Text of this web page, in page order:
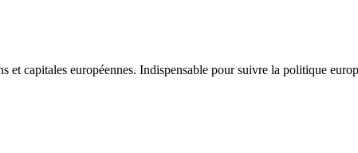
et capitales européennes. Indispensable pour suivre la politique